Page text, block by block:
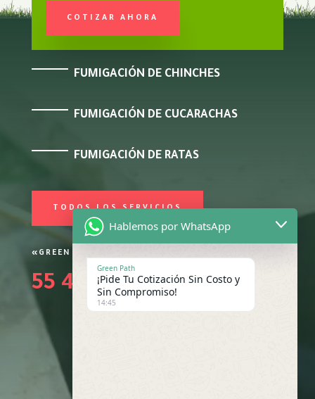
COTIZAR AHORA
FUMIGACIÓN DE CHINCHES
FUMIGACIÓN DE CUCARACHAS
FUMIGACIÓN DE RATAS
TODOS LOS SERVICIOS
«GREEN PATH CONTROL DE PLAGAS»
55 4652 3250
Hablemos por WhatsApp
Green Path
¡Pide Tu Cotización Sin Costo y
Sin Compromiso!
14:45